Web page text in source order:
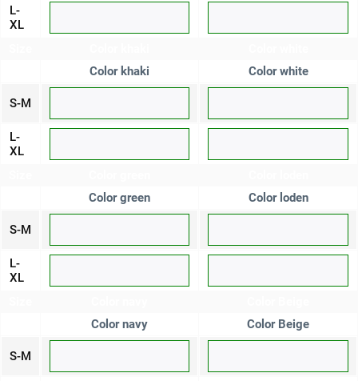
L-
XL
Color khaki
Color white
S-M
L-
XL
Color green
Color loden
S-M
L-
XL
Color navy
Color Beige
S-M